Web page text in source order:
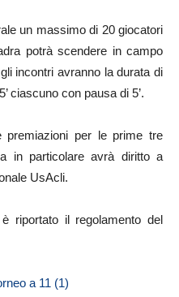
un massimo di 20 giocatori
potrà scendere in campo
incontri avranno la durata di
ciascuno con pausa di 5’.
premiazioni per le prime tre
in particolare avrà diritto a
UsAcli.
riportato il regolamento del